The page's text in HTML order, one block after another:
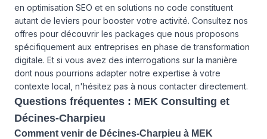
en optimisation SEO et en solutions no code constituent
autant de leviers pour booster votre activité. Consultez nos
offres pour découvrir les packages que nous proposons
spécifiquement aux entreprises en phase de transformation
digitale. Et si vous avez des interrogations sur la manière
dont nous pourrions adapter notre expertise à votre
contexte local, n'hésitez pas à nous contacter directement.
Questions fréquentes : MEK Consulting et
Décines-Charpieu
Comment venir de Décines-Charpieu à MEK